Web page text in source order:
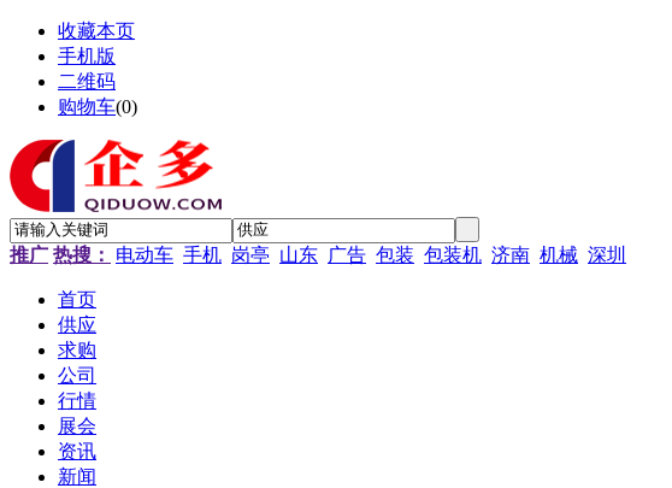
收藏本页
手机版
二维码
购物车(0)
推广 热搜： 电动车 手机 岗亭 山东 广告 包装 包装机 济南 机械 深圳
首页
供应
求购
公司
行情
展会
资讯
新闻